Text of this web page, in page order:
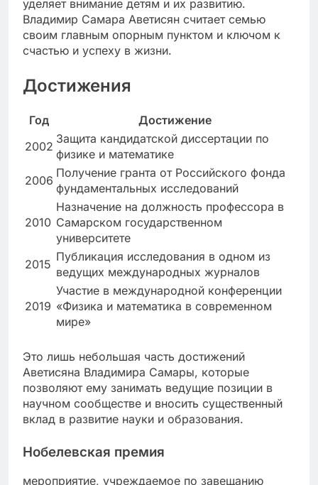
уделяет внимание детям и их развитию.
Владимир Самара Аветисян считает семью
своим главным опорным пунктом и ключом к
счастью и успеху в жизни.
Достижения
Год
Достижение
2002
Защита кандидатской диссертации по
физике и математике
2006
Получение гранта от Российского фонда
фундаментальных исследований
2010
Назначение на должность профессора в
Самарском государственном
университете
2015
Публикация исследования в одном из
ведущих международных журналов
2019
Участие в международной конференции
«Физика и математика в современном
мире»
Это лишь небольшая часть достижений
Аветисяна Владимира Самары, которые
позволяют ему занимать ведущие позиции в
научном сообществе и вносить существенный
вклад в развитие науки и образования.
Нобелевская премия
мероприятие, учреждаемое по завещанию